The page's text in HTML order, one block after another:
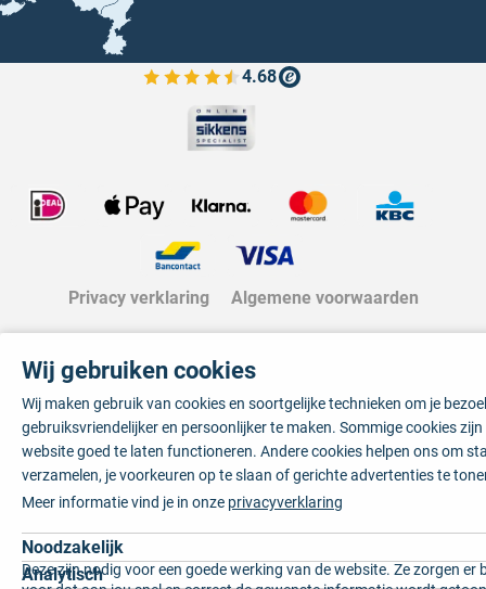
4.68
Bekijk de verfplaza beoordelingen
Privacy verklaring Algemene voorwaarden
Wij gebruiken cookies
Wij maken gebruik van cookies en soortgelijke technieken om je
gebruiksvriendelijker en persoonlijker te maken. Sommige cookies
website goed te laten functioneren. Andere cookies helpen ons om
verzamelen, je voorkeuren op te slaan of gerichte advertenties te
Meer informatie vind je in onze privacyverklaring
Noodzakelijk
Deze zijn nodig voor een goede werking van de website. Ze zorgen er
Analytisch